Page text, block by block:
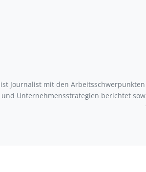
Journalist mit den
und Unternehmensstrategien berichtet